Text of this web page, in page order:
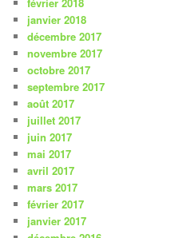
janvier 2018
décembre 2017
novembre 2017
octobre 2017
septembre 2017
août 2017
juillet 2017
juin 2017
mai 2017
avril 2017
mars 2017
février 2017
janvier 2017